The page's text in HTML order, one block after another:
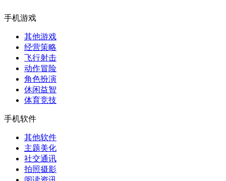
手机游戏
其他游戏
经营策略
飞行射击
动作冒险
角色扮演
休闲益智
体育竞技
手机软件
其他软件
主题美化
社交通讯
拍照摄影